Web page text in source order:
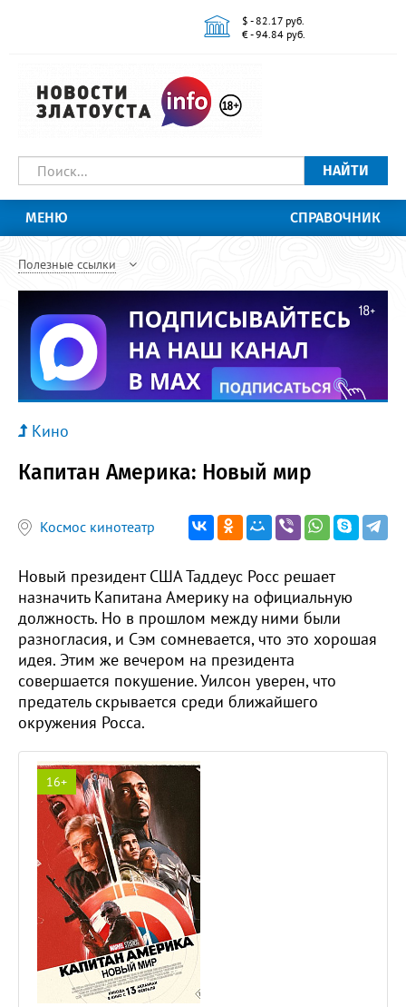
$ - 82.17 руб.
€ - 94.84 руб.
НАЙТИ
МЕНЮ СПРАВОЧНИК
Полезные ссылки
Кино
Капитан Америка: Новый мир
Космос кинотеатр
Новый президент США Таддеус Росс решает
назначить Капитана Америку на официальную
должность. Но в прошлом между ними были
разногласия, и Сэм сомневается, что это хорошая
идея. Этим же вечером на президента
совершается покушение. Уилсон уверен, что
предатель скрывается среди ближайшего
окружения Росса.
16+